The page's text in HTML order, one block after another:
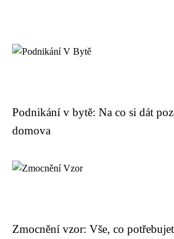
Podnikání v bytě: Na co si dát
domova
Zmocnění vzor: Vše, co